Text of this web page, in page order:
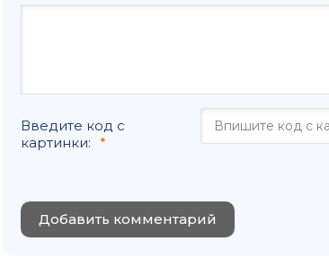
Введите код с
картинки:
Добавить комментарий